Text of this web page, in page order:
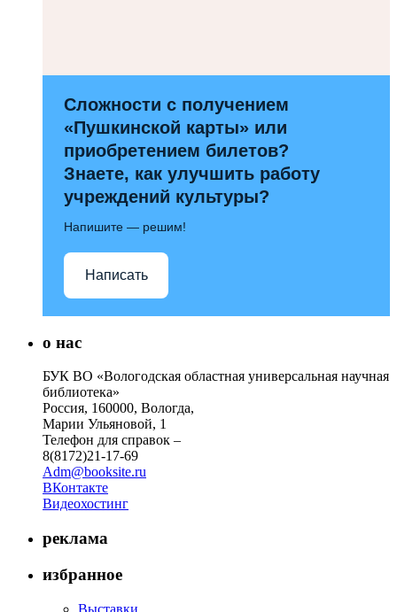
Сложности с получением
«Пушкинской карты» или
приобретением билетов?
Знаете, как улучшить работу
учреждений культуры?
Напишите — решим!
Написать
о нас
БУК ВО «Вологодская областная универсальная научная
библиотека»
Россия, 160000, Вологда,
Марии Ульяновой, 1
Телефон для справок –
8(8172)21-17-69
Adm@booksite.ru
ВКонтакте
Видеохостинг
реклама
избранное
Выставки